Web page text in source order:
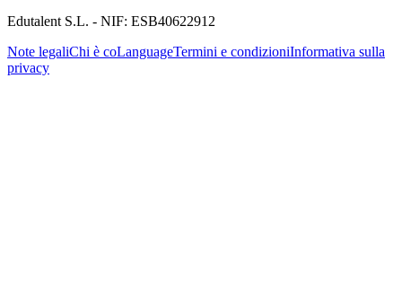
Edutalent S.L. - NIF: ESB40622912
Note legaliChi è coLanguageTermini e condizioniInformativa sulla
privacy